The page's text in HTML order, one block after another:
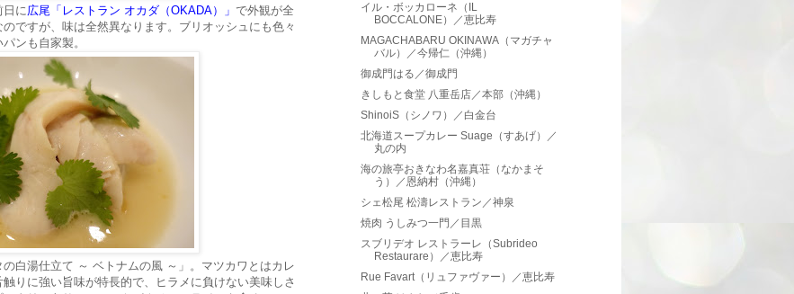
に 広尾「レストラン オカダ（OKADA）」 で外観が全
ですが、味は全然異なります。ブリオッシュにも色々
ンも自家製。
白湯仕立て ～ ベトナムの風 ～」。マツカワとはカレ
りに強い旨味が特長的で、ヒラメに負けない美味しさ
イル・ボッカローネ（IL
BOCCALONE）／恵比寿
MAGACHABARU OKINAWA（マガチャ
バル）／今帰仁（沖縄）
御成門はる／御成門
きしもと食堂 八重岳店／本部（沖縄）
ShinoiS（シノワ）／白金台
北海道スープカレー Suage（すあげ）／
丸の内
海の旅亭おきなわ名嘉真荘（なかまそ
う）／恩納村（沖縄）
シェ松尾 松濤レストラン／神泉
焼肉 うしみつ一門／目黒
スブリデオ レストラーレ（Subrideo
Restaurare）／恵比寿
Rue Favart（リュファヴァー）／恵比寿